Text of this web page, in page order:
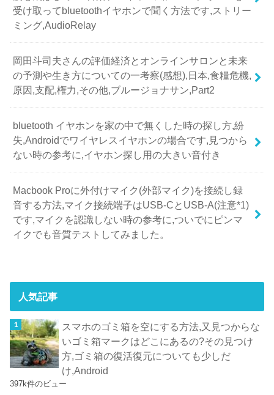
受け取ってbluetoothイヤホンで聞く方法です,ストリー
ミング,AudioRelay
岡田斗司夫さんの評価経済とオンラインサロンと未来
の予測や生き方についての一考察(感想),日本,食糧危機,
原因,支配,権力,その他,ブルージョナサン,Part2
bluetooth イヤホンを家の中で無くした時の探し方,紛
失,Androidでワイヤレスイヤホンの場合です,見つから
ない時の参考に,イヤホン探し用の大きい音付き
Macbook Proに外付けマイク(外部マイク)を接続し録
音する方法,マイク接続端子はUSB-CとUSB-A(注意*1)
です,マイクを認識しない時の参考に,ついでにピンマ
イクでも音質テストしてみました。
人気記事
スマホのゴミ箱を空にする方法,又見つからな
いゴミ箱マークはどこにあるの?その見つけ
方,ゴミ箱の復活復元についても少しだ
け,Android
397k件のビュー